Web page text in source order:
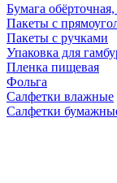
Бумага
Пакеты с
Пакеты с ручками
Упаковка для
Пленка пищевая
Фольга
Салфетки влажные
Салфетки